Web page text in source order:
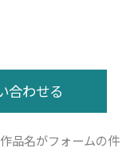
作品名がフォームの件